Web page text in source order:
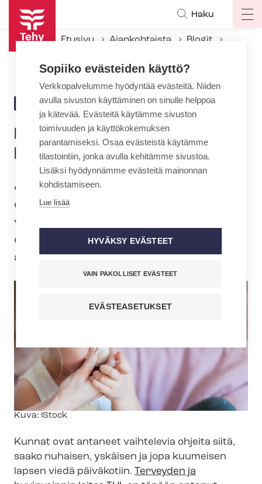
Hyppää
pääsisältöön
Haku
Etusivu Ajankohtaista
Blogit
BLOGI 25.3.2020 | 13:10
Nuhaisen lapsen paikka on
kotona
Jos lapsella on edes lieviä flunssan
oireita, hänen tulee pysyä kotona. Lapsi
voi mennä takaisin päiväkotiin, kun hän
on ollut oireeton yhden vuorokauden
ajan.
Kuvateksti
Kuva: iStock
Kunnat ovat antaneet vaihtelevia ohjeita siitä,
saako nuhaisen, yskäisen ja jopa kuumeisen
lapsen viedä päiväkotiin. Terveyden ja
Sopiiko evästeiden käyttö?
Verkkopalvelumme hyödyntää evästeitä. Niiden
avulla sivuston käyttäminen on sinulle helppoa
ja kätevää. Evästeitä käytämme sivuston
toimivuuden ja käyttökokemuksen
parantamiseksi. Osaa evästeistä käytämme
tilastointiin, jonka avulla kehitämme sivustoa.
Lisäksi hyödynnämme evästeitä mainonnan
kohdistamiseen.
Lue lisää
HYVÄKSY EVÄSTEET
VAIN PAKOLLISET EVÄSTEET
EVÄSTEASETUKSET